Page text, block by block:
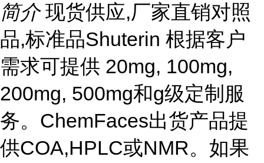
简介 现货供应,厂家直销对照
品,标准品Shuterin 根据客户
需求可提供 20mg, 100mg,
200mg, 500mg和g级定制服
务。ChemFaces出货产品提
供COA,HPLC或NMR。如果